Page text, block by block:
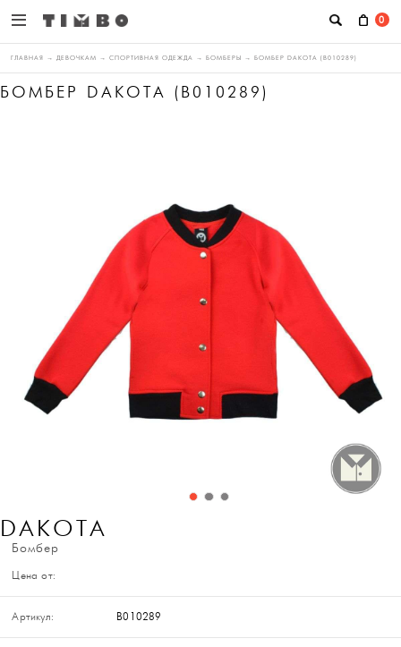
0
ГЛАВНАЯ → ДЕВОЧКАМ → СПОРТИВНАЯ ОДЕЖДА → БОМБЕРЫ → БОМБЕР DAKOTA (B010289)
БОМБЕР DAKOTA (B010289)
DAKOTA
Бомбер
Цена от:
Артикул: B010289